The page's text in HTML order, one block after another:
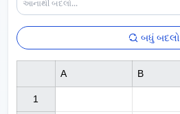
બધું બદલો
1
A B